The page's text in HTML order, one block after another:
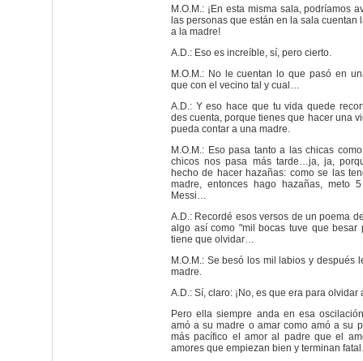
M.O.M.: ¡En esta misma sala, podríamos
las personas que están en la sala cuentan
a la madre!
A.D.: Eso es increíble, sí, pero cierto.
M.O.M.: No le cuentan lo que pasó en
que con el vecino tal y cual…
A.D.: Y eso hace que tu vida quede
des cuenta, porque tienes que hacer una
pueda contar a una madre.
M.O.M.: Eso pasa tanto a las chicas
chicos nos pasa más tarde…ja, ja,
hecho de hacer hazañas: como se las
madre, entonces hago hazañas, meto
Messi…
A.D.: Recordé esos versos de un poema
algo así como "mil bocas tuve que
tiene que olvidar…
M.O.M.: Se besó los mil labios y después
madre.
A.D.: Sí, claro: ¡No, es que era para olvidar
Pero ella siempre anda en esa
amó a su madre o amar como amó a su
más pacífico el amor al padre que el
amores que empiezan bien y terminan